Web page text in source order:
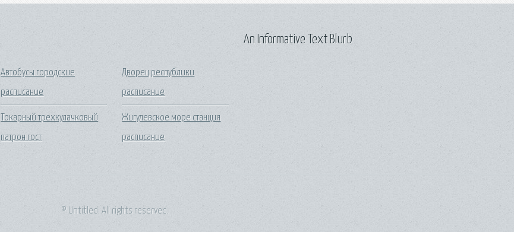
Автобусы городские
расписание
Токарный трехкулачковый
патрон гост
Дворец республики
расписание
Жигулевское море станция
расписание
An Informative Text Blurb
© Untitled. All rights reserved.